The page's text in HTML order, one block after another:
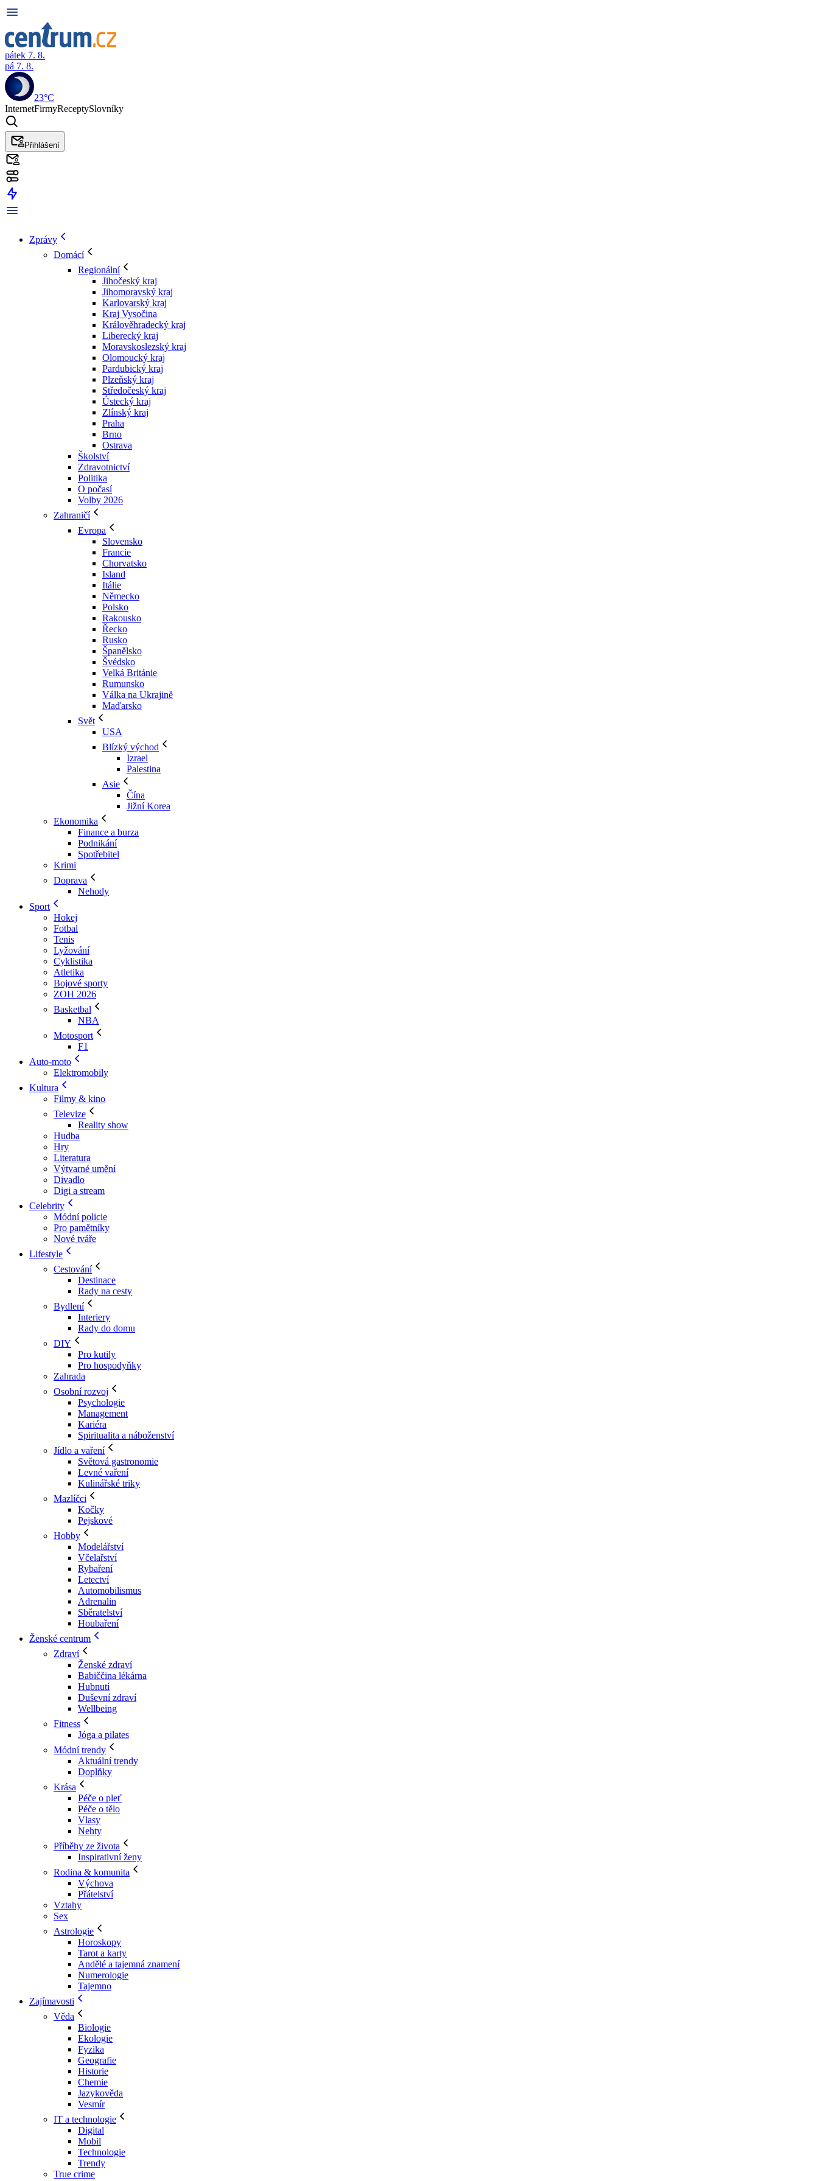
pátek 7. 8.
pá 7. 8.
23°C
InternetFirmyReceptySlovníky
Přihlášení
Zprávy
Domácí
Regionální
Jihočeský kraj
Jihomoravský kraj
Karlovarský kraj
Kraj Vysočina
Králověhradecký kraj
Liberecký kraj
Moravskoslezský kraj
Olomoucký kraj
Pardubický kraj
Plzeňský kraj
Středočeský kraj
Ústecký kraj
Zlínský kraj
Praha
Brno
Ostrava
Školství
Zdravotnictví
Politika
O počasí
Volby 2026
Zahraničí
Evropa
Slovensko
Francie
Chorvatsko
Island
Itálie
Německo
Polsko
Rakousko
Řecko
Rusko
Španělsko
Švédsko
Velká Británie
Rumunsko
Válka na Ukrajině
Maďarsko
Svět
USA
Blízký východ
Izrael
Palestina
Asie
Čína
Jižní Korea
Ekonomika
Finance a burza
Podnikání
Spotřebitel
Krimi
Doprava
Nehody
Sport
Hokej
Fotbal
Tenis
Lyžování
Cyklistika
Atletika
Bojové sporty
ZOH 2026
Basketbal
NBA
Motosport
F1
Auto-moto
Elektromobily
Kultura
Filmy & kino
Televize
Reality show
Hudba
Hry
Literatura
Výtvarné umění
Divadlo
Digi a stream
Celebrity
Módní policie
Pro pamětníky
Nové tváře
Lifestyle
Cestování
Destinace
Rady na cesty
Bydlení
Interiery
Rady do domu
DIY
Pro kutily
Pro hospodyňky
Zahrada
Osobní rozvoj
Psychologie
Management
Kariéra
Spiritualita a náboženství
Jídlo a vaření
Světová gastronomie
Levné vaření
Kulinářské triky
Mazlíčci
Kočky
Pejskové
Hobby
Modelářství
Včelařství
Rybaření
Letectví
Automobilismus
Adrenalin
Sběratelství
Houbaření
Ženské centrum
Zdraví
Ženské zdraví
Babiččina lékárna
Hubnutí
Duševní zdraví
Wellbeing
Fitness
Jóga a pilates
Módní trendy
Aktuální trendy
Doplňky
Krása
Péče o pleť
Péče o tělo
Vlasy
Nehty
Příběhy ze života
Inspirativní ženy
Rodina & komunita
Výchova
Přátelství
Vztahy
Sex
Astrologie
Horoskopy
Tarot a karty
Andělé a tajemná znamení
Numerologie
Tajemno
Zajímavosti
Věda
Biologie
Ekologie
Fyzika
Geografie
Historie
Chemie
Jazykověda
Vesmír
IT a technologie
Digital
Mobil
Technologie
Trendy
True crime